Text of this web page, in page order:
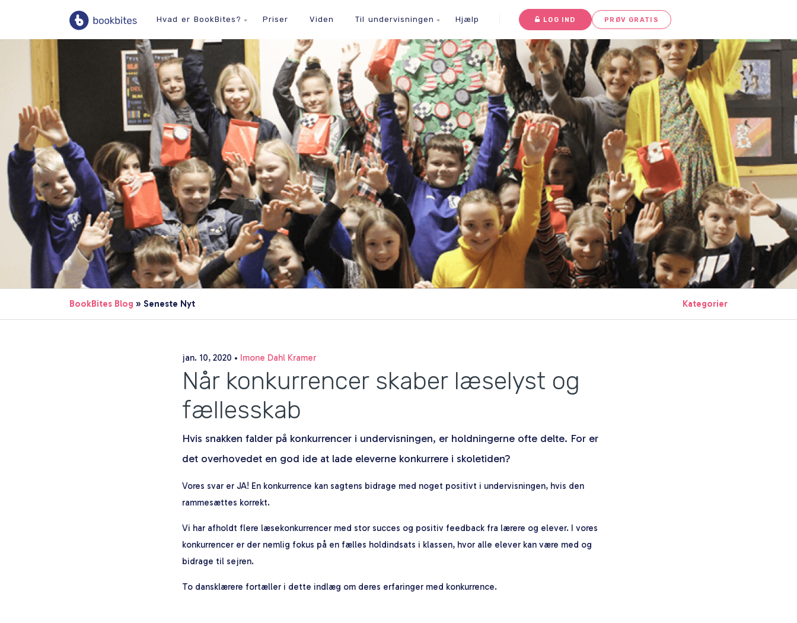
Hvad er BookBites? Priser Viden Til undervisningen Hjælp LOG IND PRØV GRATIS
BookBites Blog » Seneste Nyt Kategorier
jan. 10, 2020 • Imone Dahl Kramer
Når konkurrencer skaber læselyst og
fællesskab
Hvis snakken falder på konkurrencer i undervisningen, er holdningerne ofte delte. For er
det overhovedet en god ide at lade eleverne konkurrere i skoletiden?
Vores svar er JA! En konkurrence kan sagtens bidrage med noget positivt i undervisningen, hvis den
rammesættes korrekt.
Vi har afholdt flere læsekonkurrencer med stor succes og positiv feedback fra lærere og elever. I vores
konkurrencer er der nemlig fokus på en fælles holdindsats i klassen, hvor alle elever kan være med og
bidrage til sejren.
To dansklærere fortæller i dette indlæg om deres erfaringer med konkurrence.